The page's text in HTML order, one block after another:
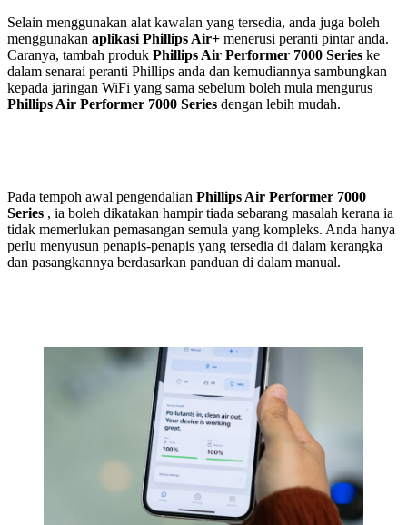
Selain menggunakan alat kawalan yang tersedia, anda juga boleh
menggunakan aplikasi Phillips Air+ menerusi peranti pintar anda.
Caranya, tambah produk Phillips Air Performer 7000 Series ke
dalam senarai peranti Phillips anda dan kemudiannya sambungkan
kepada jaringan WiFi yang sama sebelum boleh mula mengurus
Phillips Air Performer 7000 Series dengan lebih mudah.
Pada tempoh awal pengendalian Phillips Air Performer 7000
Series , ia boleh dikatakan hampir tiada sebarang masalah kerana ia
tidak memerlukan pemasangan semula yang kompleks. Anda hanya
perlu menyusun penapis-penapis yang tersedia di dalam kerangka
dan pasangkannya berdasarkan panduan di dalam manual.